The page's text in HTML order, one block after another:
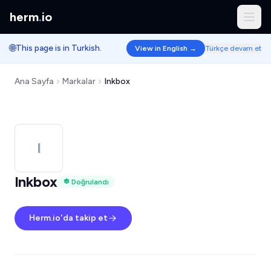
herm.io
🌐This page is in Turkish. View in English → Türkçe devam et
Ana Sayfa Markalar Inkbox
I
Inkbox
Doğrulandı
Herm.io'da takip et